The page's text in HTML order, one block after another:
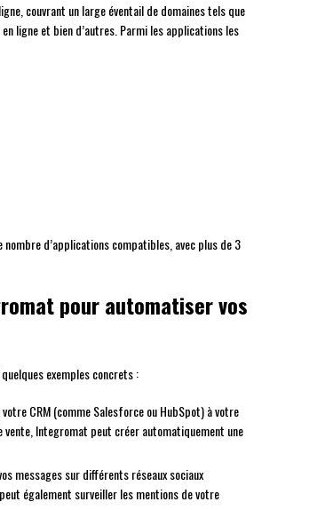
couvrant un large éventail de domaines tels que
ligne et bien d’autres. Parmi les applications les
d’applications compatibles, avec plus de 3
pour automatiser vos
exemples concrets :
CRM (comme Salesforce ou HubSpot) à votre
vente, Integromat peut créer automatiquement une
messages sur différents réseaux sociaux
également surveiller les mentions de votre